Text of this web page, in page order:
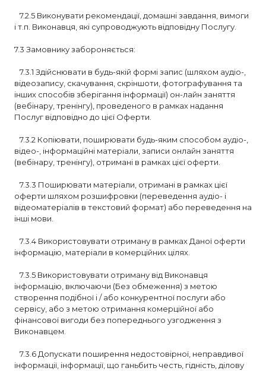
7.2.5 Виконувати рекомендації, домашні завдання, вимоги
і т.п. Виконавця, які супроводжують відповідну Послугу.
7.3 Замовнику забороняється:
7.3.1 Здійснювати в будь-якій формі запис (шляхом аудіо-,
відеозапису, скачування, скріншоти, фотографування та
інших способів зберігання інформації) он-лайн заняття
(вебінару, тренінгу), проведеного в рамках надання
Послуг відповідно до цієї Оферти.
7.3.2 Копіювати, поширювати будь-яким способом аудіо-,
відео-, інформаційні матеріали, записи онлайн заняття
(вебінару, тренінгу), отримані в рамках цієї оферти.
7.3.3 Поширювати матеріали, отримані в рамках цієї
оферти шляхом розшифровки (переведення аудіо- і
відеоматеріалів в текстовий формат) або переведення на
інші мови.
7.3.4 Використовувати отриману в рамках Даної оферти
інформацію, матеріали в комерційних цілях.
7.3.5 Використовувати отриману від Виконавця
інформацію, включаючи (Без обмеження) з метою
створення подібної і / або конкурентної послуги або
сервісу, або з метою отримання комерційної або
фінансової вигоди без попереднього узгодження з
Виконавцем.
7.3.6 Допускати поширення недостовірної, неправдивої
інформації, інформації, що ганьбить честь, гідність, ділову